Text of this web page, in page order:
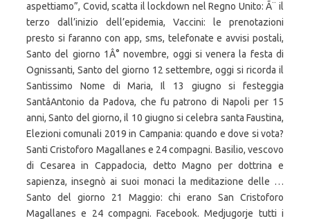
aspettiamo”, Covid, scatta il lockdown nel Regno Unito: Ã¨ il
terzo dall’inizio dell’epidemia, Vaccini: le prenotazioni
presto si faranno con app, sms, telefonate e avvisi postali,
Santo del giorno 1Â° novembre, oggi si venera la festa di
Ognissanti, Santo del giorno 12 settembre, oggi si ricorda il
Santissimo Nome di Maria, Il 13 giugno si festeggia
SantâAntonio da Padova, che fu patrono di Napoli per 15
anni, Santo del giorno, il 10 giugno si celebra santa Faustina,
Elezioni comunali 2019 in Campania: quando e dove si vota?
Santi Cristoforo Magallanes e 24 compagni. Basilio, vescovo
di Cesarea in Cappadocia, detto Magno per dottrina e
sapienza, insegnò ai suoi monaci la meditazione delle …
Santo del giorno 21 Maggio: chi erano San Cristoforo
Magallanes e 24 compagni. Facebook. Medjugorje tutti i